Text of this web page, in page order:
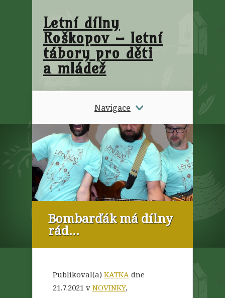
Letní dílny
Roškopov – letní
tábory pro děti
a mládež
Navigace
Bombarďák má dílny
rád…
Publikoval(a) KATKA dne
21.7.2021 v NOVINKY,